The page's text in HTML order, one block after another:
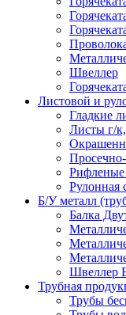
Швеллер
Листовой и
Гладкие
Листы г/
Рулонная
Б/У металл
Балка
Швеллер
Трубная
Трубы